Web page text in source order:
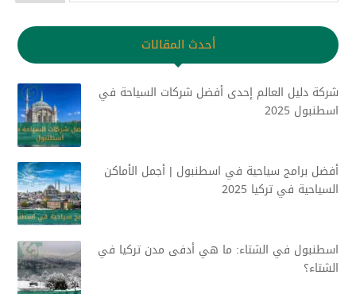
أحدث المقالات
شركة دليل العالم إحدى أفضل شركات السياحة في
اسطنبول 2025
أفضل برامج سياحية في اسطنبول | أجمل الأماكن
السياحية في تركيا 2025
اسطنبول في الشتاء: ما هي أدفى مدن تركيا في
الشتاء؟